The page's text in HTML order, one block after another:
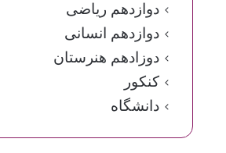
دوازدهم ریاضی
دوازدهم انسانی
دوزادهم هنرستان
کنکور
دانشگاه